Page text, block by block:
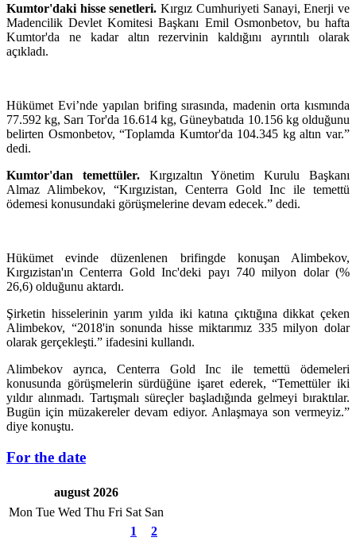
Kumtor'daki hisse senetleri. Kırgız Cumhuriyeti Sanayi, Enerji ve
Madencilik Devlet Komitesi Başkanı Emil Osmonbetov, bu hafta
Kumtor'da ne kadar altın rezervinin kaldığını ayrıntılı olarak
açıkladı.
Hükümet Evi’nde yapılan brifing sırasında, madenin orta kısmında
77.592 kg, Sarı Tor'da 16.614 kg, Güneybatıda 10.156 kg olduğunu
belirten Osmonbetov, “Toplamda Kumtor'da 104.345 kg altın var.”
dedi.
Kumtor'dan temettüler.Kırgızaltın Yönetim Kurulu Başkanı
Almaz Alimbekov, “Kırgızistan, Centerra Gold Inc ile temettü
ödemesi konusundaki görüşmelerine devam edecek.” dedi.
Hükümet evinde düzenlenen brifingde konuşan Alimbekov,
Kırgızistan'ın Centerra Gold Inc'deki payı 740 milyon dolar (%
26,6) olduğunu aktardı.
Şirketin hisselerinin yarım yılda iki katına çıktığına dikkat çeken
Alimbekov, “2018'in sonunda hisse miktarımız 335 milyon dolar
olarak gerçekleşti.” ifadesini kullandı.
Alimbekov ayrıca, Centerra Gold Inc ile temettü ödemeleri
konusunda görüşmelerin sürdüğüne işaret ederek, “Temettüler iki
yıldır alınmadı. Tartışmalı süreçler başladığında gelmeyi bıraktılar.
Bugün için müzakereler devam ediyor. Anlaşmaya son vermeyiz.”
diye konuştu.
For the date
august 2026
Mon Tue Wed Thu Fri Sat San
1
2